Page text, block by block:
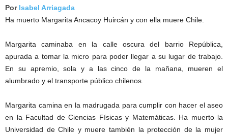
Por Isabel Arriagada
Ha muerto Margarita Ancacoy Huircán y con ella muere Chile.
Margarita caminaba en la calle oscura del barrio República,
apurada a tomar la micro para poder llegar a su lugar de trabajo.
En su apremio, sola y a las cinco de la mañana, mueren el
alumbrado y el transporte público chilenos.
Margarita camina en la madrugada para cumplir con hacer el aseo
en la Facultad de Ciencias Físicas y Matemáticas. Ha muerto la
Universidad de Chile y muere también la protección de la mujer